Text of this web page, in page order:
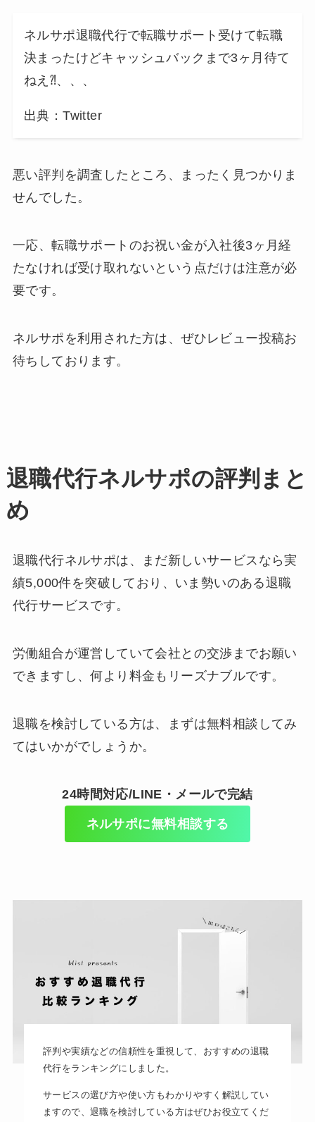
ネルサポ退職代行で転職サポート受けて転職
決まったけどキャッシュバックまで3ヶ月待て
ねえ⁈、、、
出典：Twitter
悪い評判を調査したところ、まったく見つかりま
せんでした。
一応、転職サポートのお祝い金が入社後3ヶ月経
たなければ受け取れないという点だけは注意が必
要です。
ネルサポを利用された方は、ぜひレビュー投稿お
待ちしております。
退職代行ネルサポの評判まと
め
退職代行ネルサポは、まだ新しいサービスなら実
績5,000件を突破しており、いま勢いのある退職
代行サービスです。
労働組合が運営していて会社との交渉までお願い
できますし、何より料金もリーズナブルです。
退職を検討している方は、まずは無料相談してみ
てはいかがでしょうか。
24時間対応/LINE・メールで完結
ネルサポに無料相談する
評判や実績などの信頼性を重視して、おすすめの退職
代行をランキングにしました。
サービスの選び方や使い方もわかりやすく解説してい
ますので、退職を検討している方はぜひお役立てくだ